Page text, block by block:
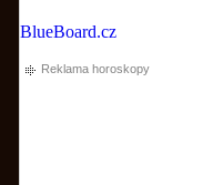
BlueBoard.cz
Reklama horoskopy